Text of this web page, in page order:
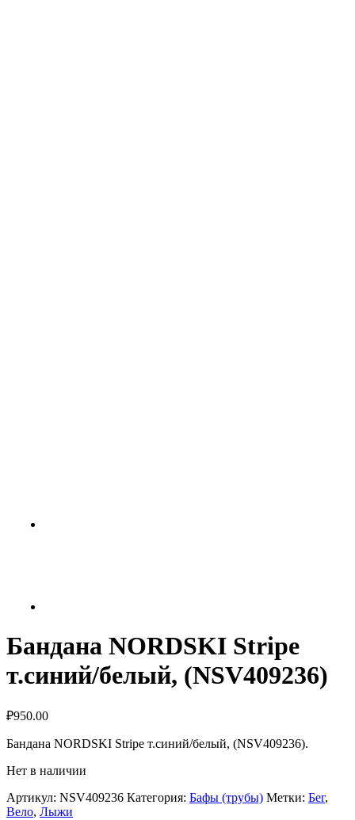
Бандана NORDSKI Stripe
т.синий/белый, (NSV409236)
₽950.00
Бандана NORDSKI Stripe т.синий/белый, (NSV409236).
Нет в наличии
Артикул: NSV409236 Категория: Бафы (трубы) Метки: Бег,
Вело, Лыжи